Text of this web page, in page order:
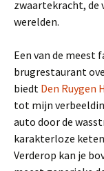
zwaartekracht, de
werelden.
Een van de meest
brugrestaurant
biedt Den Ruygen
tot mijn
auto door de
karakterloze
Verderop kan je